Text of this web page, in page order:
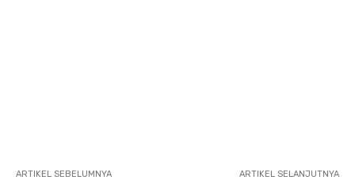
ARTIKEL SEBELUMNYA ARTIKEL SELANJUTNYA